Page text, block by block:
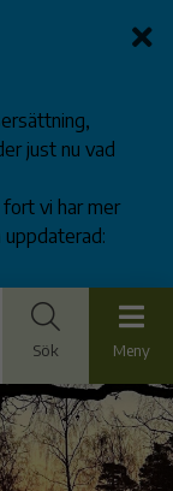
just nu vad
vi har mer
uppdaterad:
Sök Meny